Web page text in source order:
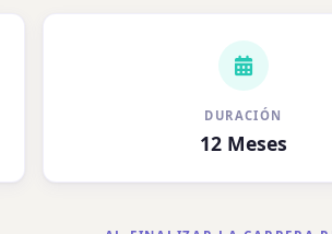
DURACIÓN
12 Meses